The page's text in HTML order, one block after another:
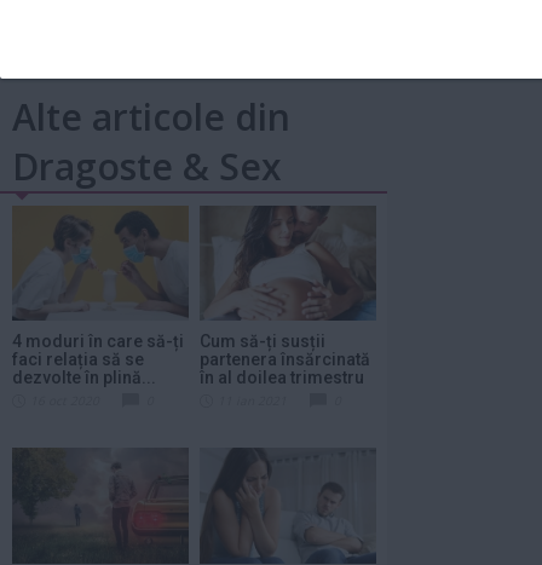
Alte articole din
Dragoste & Sex
4 moduri în care să-ți
faci relația să se
dezvolte în plină...
Cum să-ți susții
partenera însărcinată
în al doilea trimestru